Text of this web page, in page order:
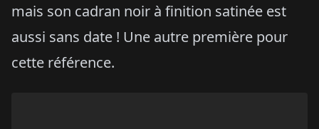
mais son cadran noir à finition satinée est
aussi sans date ! Une autre première pour
cette référence.